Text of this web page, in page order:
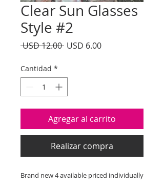
Clear Sun Glasses
Style #2
USD 12.00 Precio
USD 6.00Precio
Cantidad *
Agregar al carrito
Realizar compra
Brand new 4 available priced individually